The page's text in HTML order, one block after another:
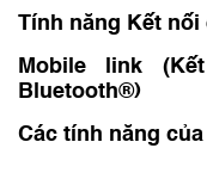
Tính năng Kết
Mobile link
Bluetooth®)
Các tính năng